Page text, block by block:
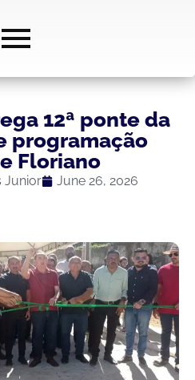
12ª ponte da
programação
Floriano
Junior
June 26, 2026